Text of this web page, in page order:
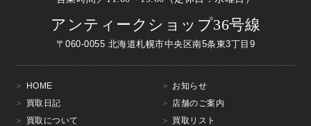
アンティークショップ36号線
〒060-0055 北海道札幌市中央区南5条東3丁目9
HOME
お知らせ
買取日記
店舗のご案内
買取について
買取リスト